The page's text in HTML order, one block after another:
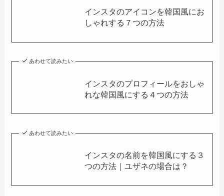
インスタのアイコンを韓国風にお
しゃれする７つの方法
あわせて読みたい
インスタのプロフィールをおしゃ
れな韓国風にする４つの方法
あわせて読みたい
インスタの名前を韓国風にする３
つの方法｜ユザネの場合は？